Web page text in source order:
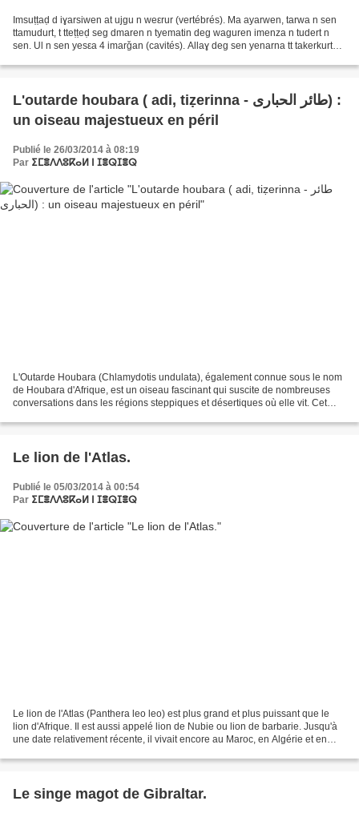
Imsuṭṭaḍ d iɣarsiwen at ujgu n weεrur (vertébrés). Ma ayarwen, tarwa n sen
ttamudurt, t tteṭṭeḍ seg dmaren n tyematin deg waguren imenza n tudert n
sen. Ul n sen yesεa 4 imarǧan (cavités). Allaɣ deg sen yenarna tt takerkurt
L'outarde houbara ( adi, tiẓerinna - طائر الحبارى) :
un oiseau majestueux en péril
Publié le 26/03/2014 à 08:19
Par ⵉⵎⴻⴷⴷⵓⴽⴰⵍ ⵏ ⵊⴻⵕⵊⴻⵕ
L'Outarde Houbara (Chlamydotis undulata), également connue sous le nom
de Houbara d'Afrique, est un oiseau fascinant qui suscite de nombreuses
conversations dans les régions steppiques et désertiques où elle vit. Cet
Le lion de l'Atlas.
Publié le 05/03/2014 à 00:54
Par ⵉⵎⴻⴷⴷⵓⴽⴰⵍ ⵏ ⵊⴻⵕⵊⴻⵕ
Le lion de l'Atlas (Panthera leo leo) est plus grand et plus puissant que le
lion d'Afrique. Il est aussi appelé lion de Nubie ou lion de barbarie. Jusqu'à
une date relativement récente, il vivait encore au Maroc, en Algérie et en
Le singe magot de Gibraltar.